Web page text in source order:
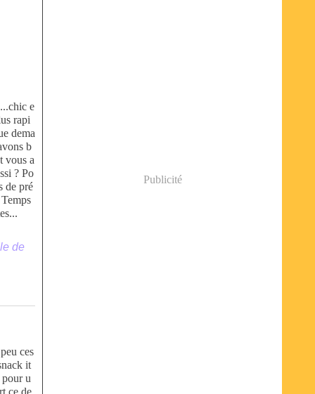
e
rapi
dema
b
vous a
? Po
de pré
de
ces
it
u
ce de
Publicité